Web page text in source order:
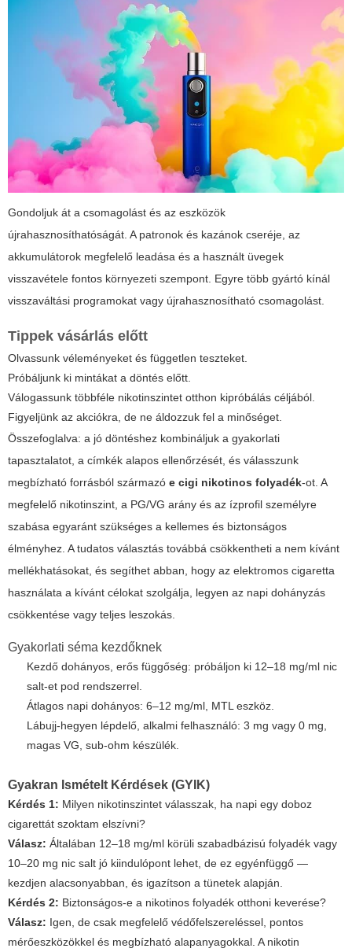
Gondoljuk át a csomagolást és az eszközök
újrahasznosíthatóságát. A patronok és kazánok cseréje, az
akkumulátorok megfelelő leadása és a használt üvegek
visszavétele fontos környezeti szempont. Egyre több gyártó kínál
visszaváltási programokat vagy újrahasznosítható csomagolást.
Tippek vásárlás előtt
Olvassunk véleményeket és független teszteket.
Próbáljunk ki mintákat a döntés előtt.
Válogassunk többféle nikotinszintet otthon kipróbálás céljából.
Figyeljünk az akciókra, de ne áldozzuk fel a minőséget.
Összefoglalva: a jó döntéshez kombináljuk a gyakorlati
tapasztalatot, a címkék alapos ellenőrzését, és válasszunk
megbízható forrásból származó e cigi nikotinos folyadék-ot. A
megfelelő nikotinszint, a PG/VG arány és az ízprofil személyre
szabása egyaránt szükséges a kellemes és biztonságos
élményhez. A tudatos választás továbbá csökkentheti a nem kívánt
mellékhatásokat, és segíthet abban, hogy az elektromos cigaretta
használata a kívánt célokat szolgálja, legyen az napi dohányzás
csökkentése vagy teljes leszokás.
Gyakorlati séma kezdőknek
Kezdő dohányos, erős függőség: próbáljon ki 12–18 mg/ml nic
salt-et pod rendszerrel.
Átlagos napi dohányos: 6–12 mg/ml, MTL eszköz.
Lábujj-hegyen lépdelő, alkalmi felhasználó: 3 mg vagy 0 mg,
magas VG, sub-ohm készülék.
Gyakran Ismételt Kérdések (GYIK)
Kérdés 1: Milyen nikotinszintet válasszak, ha napi egy doboz
cigarettát szoktam elszívni?
Válasz: Általában 12–18 mg/ml körüli szabadbázisú folyadék vagy
10–20 mg nic salt jó kiindulópont lehet, de ez egyénfüggő —
kezdjen alacsonyabban, és igazítson a tünetek alapján.
Kérdés 2: Biztonságos-e a nikotinos folyadék otthoni keverése?
Válasz: Igen, de csak megfelelő védőfelszereléssel, pontos
mérőeszközökkel és megbízható alapanyagokkal. A nikotin